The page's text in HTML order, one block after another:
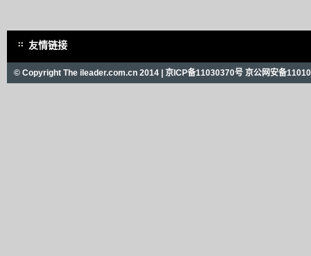
友情链接
© Copyright The ileader.com.cn 2014 | 京ICP备11030370号 京公网安备